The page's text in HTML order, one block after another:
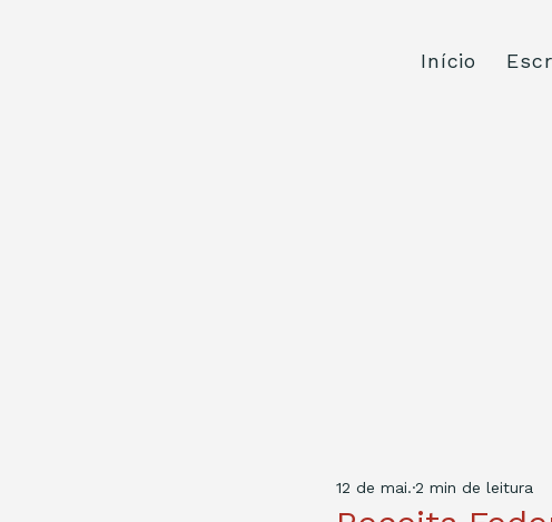
Início
12 de mai. 2 min de leitura